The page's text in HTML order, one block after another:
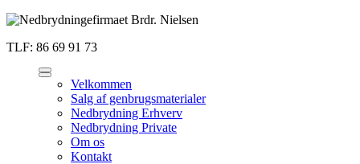
TLF: 86 69 91 73
Velkommen
Salg af genbrugsmaterialer
Nedbrydning Erhverv
Nedbrydning Private
Om os
Kontakt